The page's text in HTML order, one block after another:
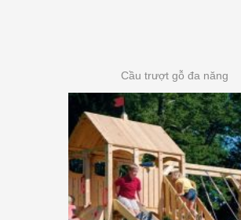
Cầu trượt gỗ đa năng